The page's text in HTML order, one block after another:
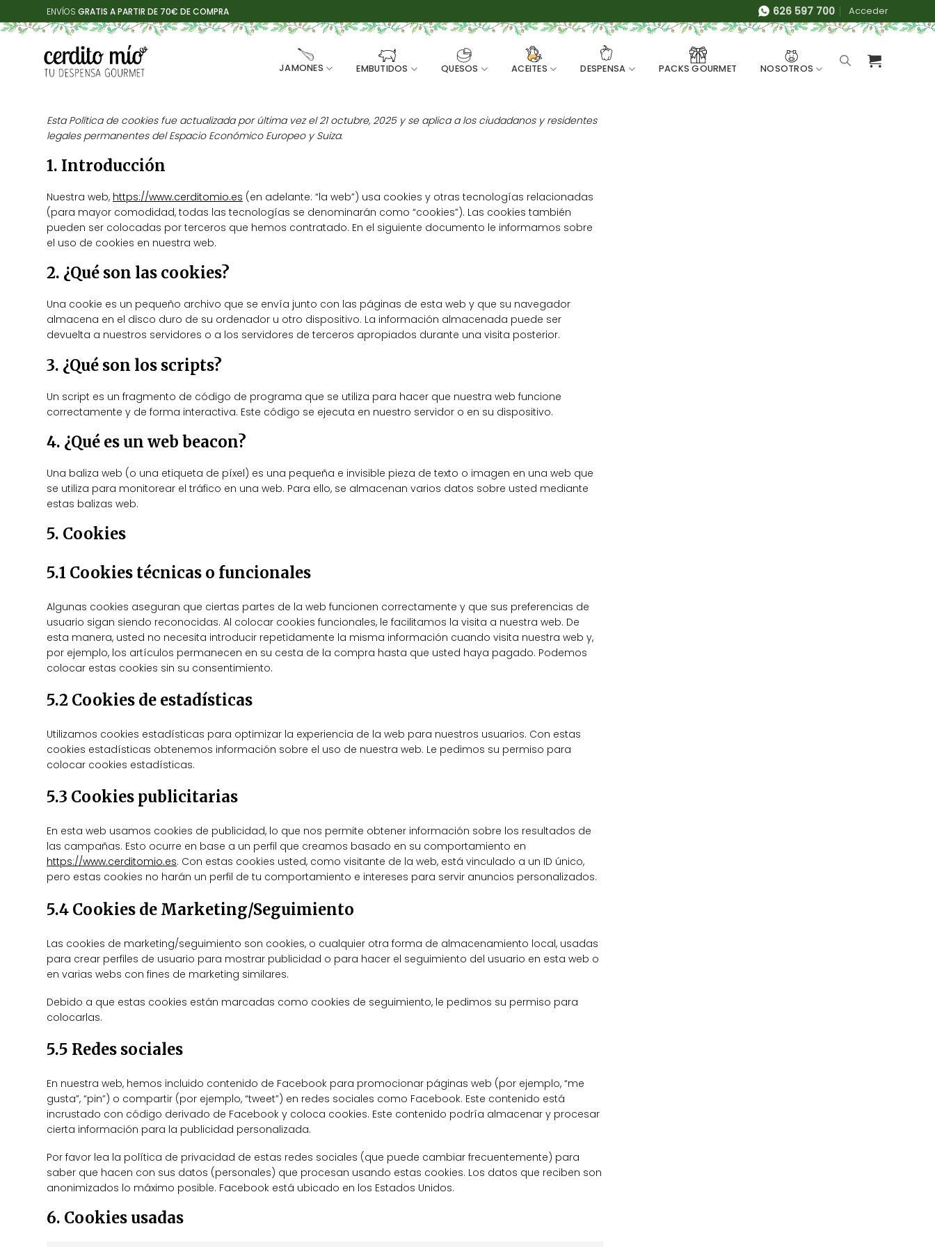
al
ENVÍOS GRATIS A PARTIR DE 70€ DE COMPRA 626 597 700 Acceder
JAMONES EMBUTIDOS QUESOS ACEITES DESPENSA PACKS GOURMET NOSOTROS
Esta Política de cookies fue actualizada por última vez el 21 octubre, 2025 y se aplica a los ciudadanos y residentes
legales permanentes del Espacio Económico Europeo y Suiza.
1. Introducción
Nuestra web, https://www.cerditomio.es (en adelante: “la web”) usa cookies y otras tecnologías relacionadas
(para mayor comodidad, todas las tecnologías se denominarán como “cookies”). Las cookies también
pueden ser colocadas por terceros que hemos contratado. En el siguiente documento le informamos sobre
el uso de cookies en nuestra web.
2. ¿Qué son las cookies?
Una cookie es un pequeño archivo que se envía junto con las páginas de esta web y que su navegador
almacena en el disco duro de su ordenador u otro dispositivo. La información almacenada puede ser
devuelta a nuestros servidores o a los servidores de terceros apropiados durante una visita posterior.
3. ¿Qué son los scripts?
Un script es un fragmento de código de programa que se utiliza para hacer que nuestra web funcione
correctamente y de forma interactiva. Este código se ejecuta en nuestro servidor o en su dispositivo.
4. ¿Qué es un web beacon?
Una baliza web (o una etiqueta de píxel) es una pequeña e invisible pieza de texto o imagen en una web que
se utiliza para monitorear el tráfico en una web. Para ello, se almacenan varios datos sobre usted mediante
estas balizas web.
5. Cookies
5.1 Cookies técnicas o funcionales
Algunas cookies aseguran que ciertas partes de la web funcionen correctamente y que sus preferencias de
usuario sigan siendo reconocidas. Al colocar cookies funcionales, le facilitamos la visita a nuestra web. De
esta manera, usted no necesita introducir repetidamente la misma información cuando visita nuestra web y,
por ejemplo, los artículos permanecen en su cesta de la compra hasta que usted haya pagado. Podemos
colocar estas cookies sin su consentimiento.
5.2 Cookies de estadísticas
Utilizamos cookies estadísticas para optimizar la experiencia de la web para nuestros usuarios. Con estas
cookies estadísticas obtenemos información sobre el uso de nuestra web. Le pedimos su permiso para
colocar cookies estadísticas.
5.3 Cookies publicitarias
En esta web usamos cookies de publicidad, lo que nos permite obtener información sobre los resultados de
las campañas. Esto ocurre en base a un perfil que creamos basado en su comportamiento en
https://www.cerditomio.es. Con estas cookies usted, como visitante de la web, está vinculado a un ID único,
pero estas cookies no harán un perfil de tu comportamiento e intereses para servir anuncios personalizados.
5.4 Cookies de Marketing/Seguimiento
Las cookies de marketing/seguimiento son cookies, o cualquier otra forma de almacenamiento local, usadas
para crear perfiles de usuario para mostrar publicidad o para hacer el seguimiento del usuario en esta web o
en varias webs con fines de marketing similares.
Debido a que estas cookies están marcadas como cookies de seguimiento, le pedimos su permiso para
colocarlas.
5.5 Redes sociales
En nuestra web, hemos incluido contenido de Facebook para promocionar páginas web (por ejemplo, “me
gusta”, “pin”) o compartir (por ejemplo, “tweet”) en redes sociales como Facebook. Este contenido está
incrustado con código derivado de Facebook y coloca cookies. Este contenido podría almacenar y procesar
cierta información para la publicidad personalizada.
Por favor lea la política de privacidad de estas redes sociales (que puede cambiar frecuentemente) para
saber que hacen con sus datos (personales) que procesan usando estas cookies. Los datos que reciben son
anonimizados lo máximo posible. Facebook está ubicado en los Estados Unidos.
6. Cookies usadas